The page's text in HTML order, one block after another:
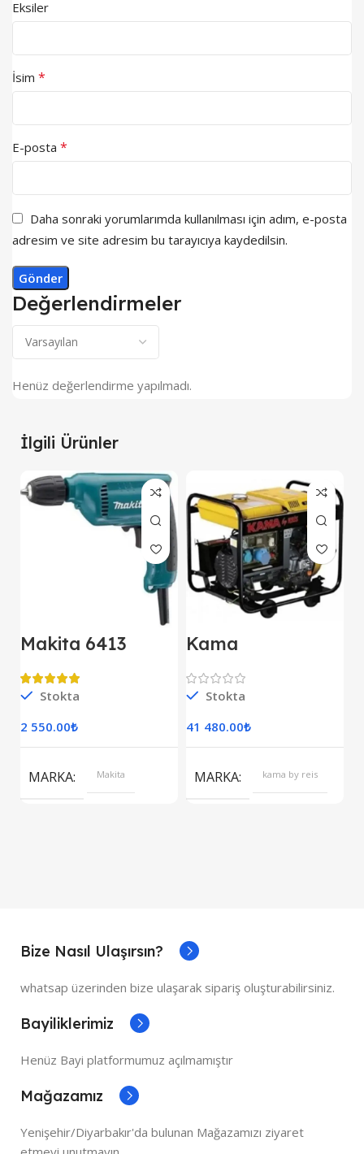
Değerlendirmeler
Henüz değerlendirme yapılmadı.
Eksiler
İsim *
E-posta *
Daha sonraki yorumlarımda kullanılması için adım, e-posta
adresim ve site adresim bu tarayıcıya kaydedilsin.
İlgili Ürünler
Makita 6413
Stokta
2 550.00₺
MARKA Makita
Kama
Kipor Dizel
Jeneratör Marşlı
Monofaze
Stokta
41 480.00₺
MARKA kama by reis
Bize Nasıl Ulaşırsın?
whatsap üzerinden bize ulaşarak sipariş oluşturabilirsiniz.
Bayiliklerimiz
Henüz Bayi platformumuz açılmamıştır
Mağazamız
Yenişehir/Diyarbakır'da bulunan Mağazamızı ziyaret